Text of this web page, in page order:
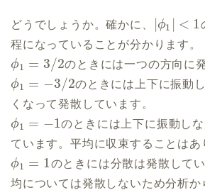
どうでしょうか。確かに、 |ϕ1 | < 1
程になっていることが分かります。
ϕ1 = 3/2のときには一つの方向に
ϕ1 = −3/2のときには上下に振動
くなって発散しています。
ϕ1 = −1のときには上下に振動し
ています。平均に収束することはあ
ϕ1 = 1のときには分散は発散して
均については発散しないため分析か